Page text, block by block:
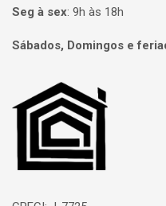
Seg à sex: 9h às 18h
Sábados, Domingos e
Página inicial